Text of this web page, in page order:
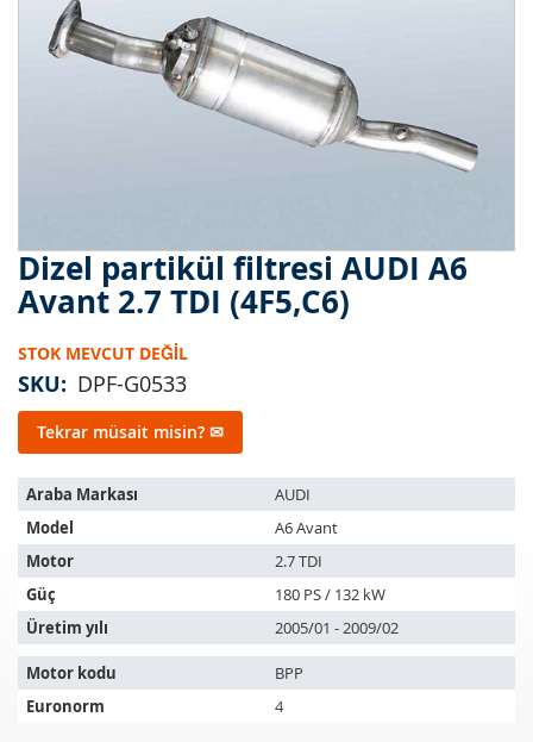
Dizel partikül filtresi AUDI A6
Avant 2.7 TDI (4F5,C6)
STOK MEVCUT DEĞIL
SKU DPF-G0533
Tekrar müsait misin? ✉
Bu
ürün
aşağıdaki
araçlara
uyar:
Araba Markası
AUDI
Model
A6 Avant
Motor
2.7 TDI
Güç
180 PS / 132 kW
Üretim yılı
2005/01 - 2009/02
Motor kodu
BPP
Euronorm
4
Resim
galerisinin
başlangıcına